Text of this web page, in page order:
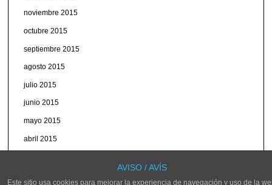
noviembre 2015
octubre 2015
septiembre 2015
agosto 2015
julio 2015
junio 2015
mayo 2015
abril 2015
AVISO / AVÍS
Este sitio usa cookies para mejorar la experiencia de navegación y uso de la